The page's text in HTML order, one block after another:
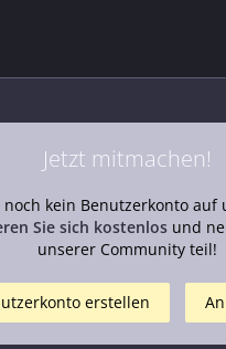
Jetzt mitmachen!
noch kein Benutzerkonto auf
Sie sich kostenlosund
unserer Community teil!
erstellen